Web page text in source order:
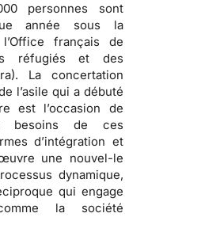
personnes sont
année sous la
français de
réfugiés et des
La concertation
l’asile qui a débuté
est l’occasion de
besoins de ces
d’intégration et
une nouvel-le
dynamique,
qui engage
la société